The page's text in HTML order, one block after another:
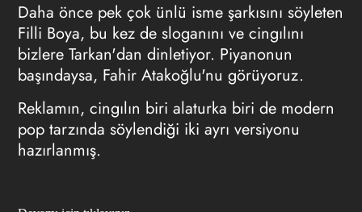
Daha önce pek çok ünlü isme şarkısını söyleten
Filli Boya, bu kez de sloganını ve cingılını
bizlere Tarkan'dan dinletiyor. Piyanonun
başındaysa, Fahir Atakoğlu'nu görüyoruz.
Reklamın, cingılın biri alaturka biri de modern
pop tarzında söylendiği iki ayrı versiyonu
hazırlanmış.